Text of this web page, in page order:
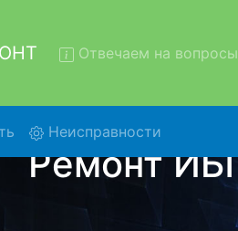
Отвечаем на вопросы
Неисправности
Ремонт ИБП